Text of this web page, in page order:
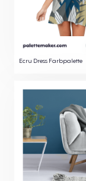
Ecru Dress Farbpalette